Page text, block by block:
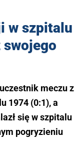
w szpitalu
meczu z
1974 (0:1), a
się w szpitalu
pogryzieniu